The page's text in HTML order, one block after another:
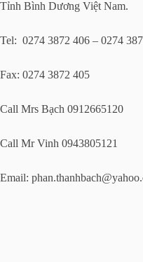
Tỉnh Bình Dương Việt Nam.
Tel: 0274 3872 406 –
Fax: 0274 3872 405
Call Mrs Bạch 0912665120
Call Mr Vinh 0943805121
Email: